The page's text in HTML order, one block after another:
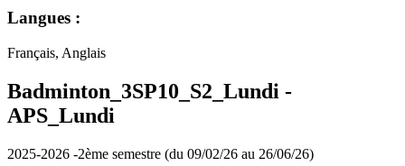
Langues :
Français, Anglais
Badminton_3SP10_S2_Lundi -
APS_Lundi
2025-2026 -2ème semestre (du 09/02/26 au 26/06/26)